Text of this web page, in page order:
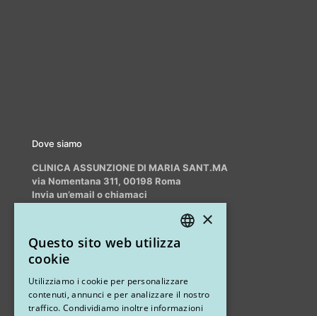
Dove siamo
CLINICA ASSUNZIONE DI MARIA SANT.MA
via Nomentana 311, 00198 Roma
Invia un’email o chiamaci
Altri studi
STUDIO MARIANETTI MED
×
Questo sito web utilizza
cookie
Utilizziamo i cookie per personalizzare
contenuti, annunci e per analizzare il nostro
traffico. Condividiamo inoltre informazioni